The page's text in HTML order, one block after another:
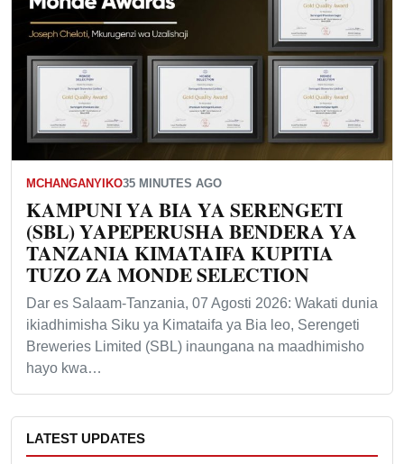
MCHANGANYIKO35 MINUTES AGO
KAMPUNI YA BIA YA SERENGETI
(SBL) YAPEPERUSHA BENDERA YA
TANZANIA KIMATAIFA KUPITIA
TUZO ZA MONDE SELECTION
Dar es Salaam-Tanzania, 07 Agosti 2026: Wakati dunia
ikiadhimisha Siku ya Kimataifa ya Bia leo, Serengeti
Breweries Limited (SBL) inaungana na maadhimisho
hayo kwa…
LATEST UPDATES